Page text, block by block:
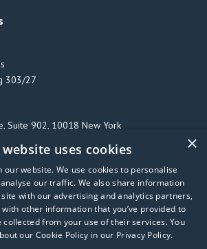
303/27
Suite 902, 10018 New York
×
uses cookies
our website. We use cookies to personalise
our traffic. We also share information
with our advertising and analytics partners,
other information that you’ve provided to
collected from your use of their services. You
our Cookie Policy in our Privacy Policy.